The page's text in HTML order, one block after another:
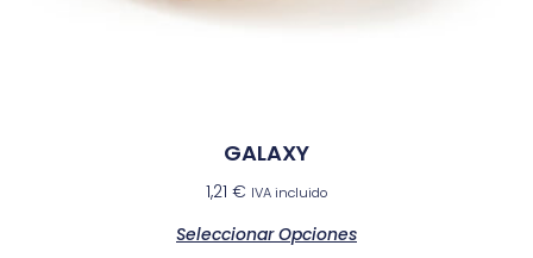
GALAXY
1,21 € IVA incluido
Seleccionar Opciones